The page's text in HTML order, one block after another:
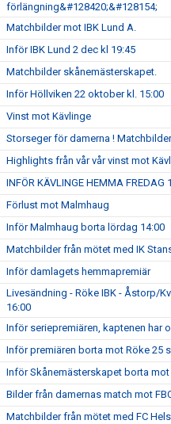
förlängning&#128420;&#128154;
Matchbilder mot IBK Lund A.
Inför IBK Lund 2 dec kl 19:45
Matchbilder skånemästerskapet.
Inför Höllviken 22 oktober kl. 15:00
Vinst mot Kävlinge
Storseger för damerna !
Highlights från vår vår vinst mot
INFÖR KÄVLINGE HEMMA FREDAG
Förlust mot Malmhaug
Inför Malmhaug borta lördag 14:00
Matchbilder från mötet med IK
Inför damlagets hemmapremiär
Livesändning - Röke IBK - Åstorp/
16:00
Inför seriepremiären, kaptenen har
Inför premiären borta mot Röke 25
Inför Skånemästerskapet borta
Bilder från damernas match mot
Matchbilder från mötet med FC